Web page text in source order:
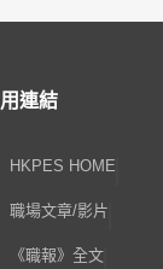
連結
HKPES HOME
職場文章/影片
《職報》全文